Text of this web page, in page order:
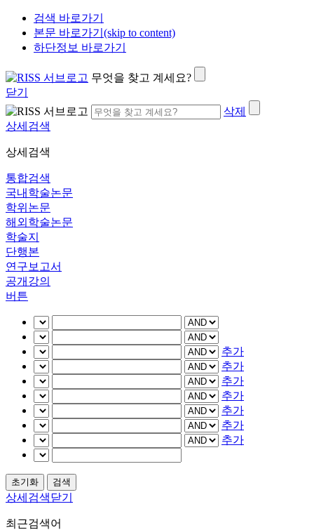
검색 바로가기
본문 바로가기(skip to content)
하단정보 바로가기
무엇을 찾고 계세요?
닫기
삭제
상세검색
상세검색
통합검색
국내학술논문
학위논문
해외학술논문
학술지
단행본
연구보고서
공개강의
버튼
추가
추가
추가
추가
추가
추가
추가
상세검색닫기
최근검색어